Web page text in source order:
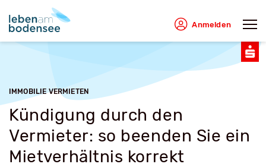
Anmelden
IMMOBILIE VERMIETEN
Kündigung durch den
Vermieter: so beenden Sie ein
Mietverhältnis korrekt